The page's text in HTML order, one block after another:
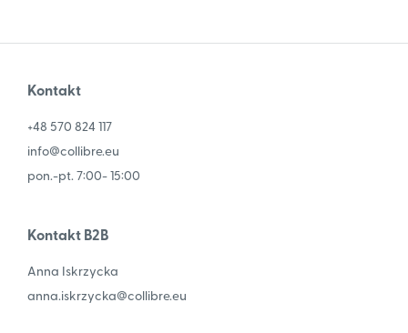
Kontakt
+48 570 824 117
info@collibre.eu
pon.-pt. 7:00- 15:00
Kontakt B2B
Anna Iskrzycka
anna.iskrzycka@collibre.eu